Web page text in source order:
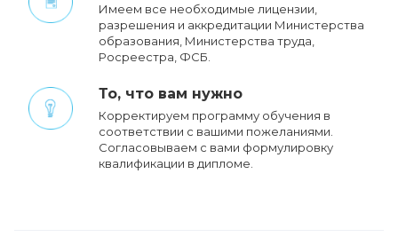
Имеем все необходимые лицензии,
разрешения и аккредитации Министерства
образования, Министерства труда,
Росреестра, ФСБ.
То, что вам нужно
Корректируем программу обучения в
соответствии с вашими пожеланиями.
Cогласовываем с вами формулировку
квалификации в дипломе.